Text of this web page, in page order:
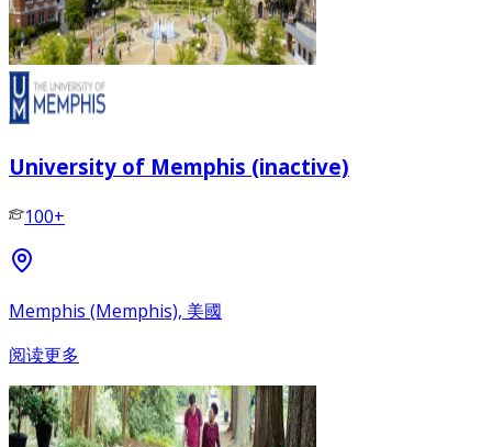
University of Memphis (inactive)
100+
Memphis (Memphis), 美國
阅读更多